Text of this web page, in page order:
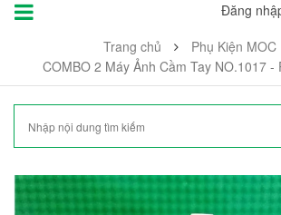
Đăng
Trang chủ
Phụ Kiện MOC
COMBO 2 Máy Ảnh Cầm Tay NO.1017 -